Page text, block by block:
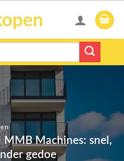
Machines: snel,
gedoe